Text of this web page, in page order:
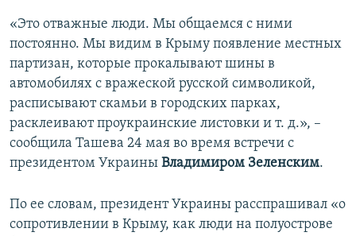
«Это отважные люди. Мы общаемся с ними
постоянно. Мы видим в Крыму появление местных
партизан, которые прокалывают шины в
автомобилях с вражеской русской символикой,
расписывают скамьи в городских парках,
расклеивают проукраинские листовки и т. д.», –
сообщила Ташева 24 мая во время встречи с
президентом Украины Владимиром Зеленским.
По ее словам, президент Украины расспрашивал «о
сопротивлении в Крыму, как люди на полуострове